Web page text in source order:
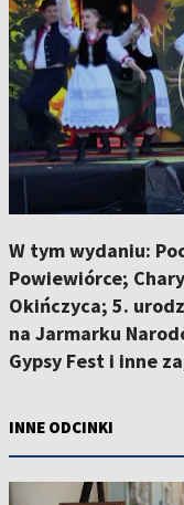
W tym wydaniu:
Powiewiórce;
Okińczyca; 5.
na Jarmarku
Gypsy Fest i inne
INNE ODCINKI